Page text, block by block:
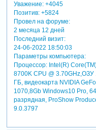
Уважение: +4045
Позитив: +5824
Провел на форуме:
2 месяца 12 дней
Последний визит:
24-06-2022 18:50:03
Параметры компьютера:
Процессор: Intel(R)
8700K CPU @ 3.70GHz,ОЗУ
ГБ, видеокарта NVIDIA
1070,8Gb Windows10 Pro,
разрядная, ProShow
9.0.3797